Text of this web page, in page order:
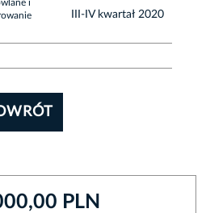
i
III-IV kwartał 2020
PLN